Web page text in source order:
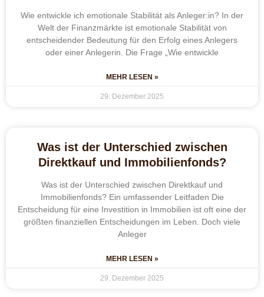
Wie entwickle ich emotionale Stabilität als Anleger:in? In der
Welt der Finanzmärkte ist emotionale Stabilität von
entscheidender Bedeutung für den Erfolg eines Anlegers
oder einer Anlegerin. Die Frage „Wie entwickle
MEHR LESEN »
29. Dezember 2025
Was ist der Unterschied zwischen
Direktkauf und Immobilienfonds?
Was ist der Unterschied zwischen Direktkauf und
Immobilienfonds? Ein umfassender Leitfaden Die
Entscheidung für eine Investition in Immobilien ist oft eine der
größten finanziellen Entscheidungen im Leben. Doch viele
Anleger
MEHR LESEN »
29. Dezember 2025